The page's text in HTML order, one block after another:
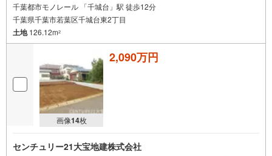
千葉都市モノレール 「千城台」駅 徒歩12分
千葉県千葉市若葉区千城台東2丁目
土地126.12m2
画像14枚
2,090万円
センチュリー21大宝地建株式会社